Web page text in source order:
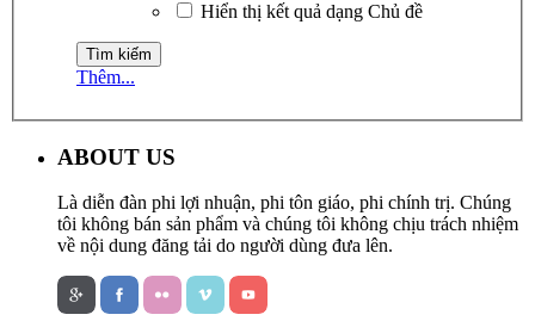
Hiển thị kết quả dạng Chủ đề
Thêm...
ABOUT US
Là diễn đàn phi lợi nhuận, phi tôn giáo, phi chính trị. Chúng
tôi không bán sản phẩm và chúng tôi không chịu trách nhiệm
về nội dung đăng tải do người dùng đưa lên.